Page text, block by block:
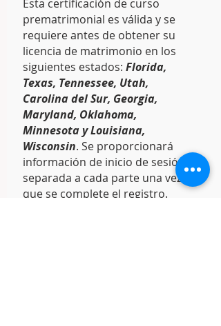
Esta certificación de curso
prematrimonial es válida y se
requiere antes de obtener su
licencia de matrimonio en los
siguientes estados: Florida,
Texas, Tennessee, Utah,
Carolina del Sur, Georgia,
Maryland, Oklahoma,
Minnesota y Louisiana,
Wisconsin. Se proporcionará
información de inicio de sesión
separada a cada parte una vez
que se complete el registro.